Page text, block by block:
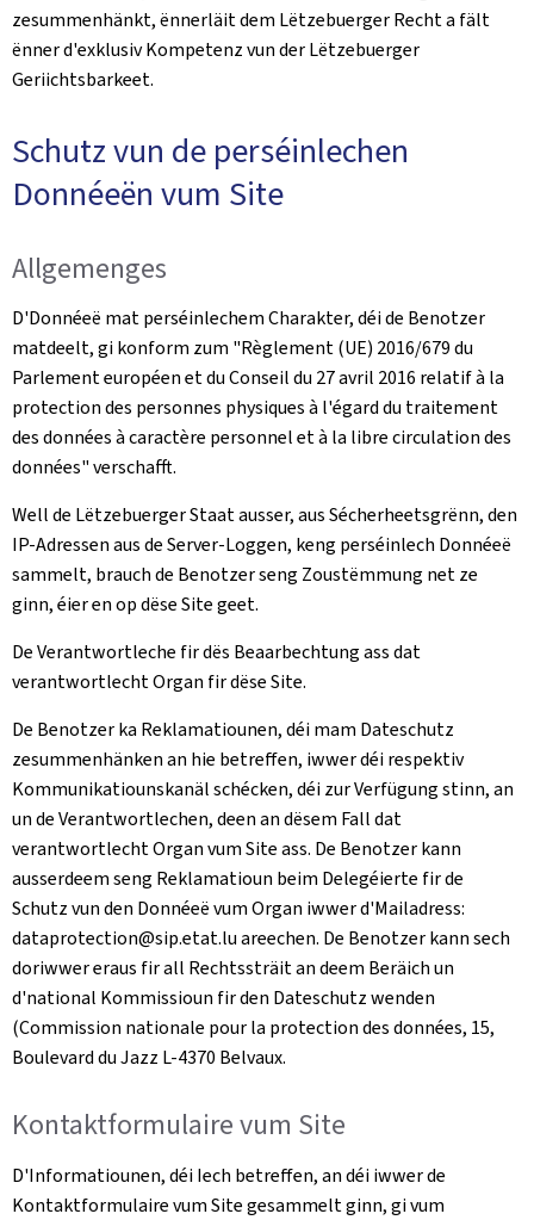
zesummenhänkt, ënnerläit dem Lëtzebuerger Recht a fält
ënner d'exklusiv Kompetenz vun der Lëtzebuerger
Geriichtsbarkeet.
Schutz vun de perséinlechen
Donnéeën vum Site
Allgemenges
D'Donnéeë mat perséinlechem Charakter, déi de Benotzer
matdeelt, gi konform zum "Règlement (UE) 2016/679 du
Parlement européen et du Conseil du 27 avril 2016 relatif à la
protection des personnes physiques à l'égard du traitement
des données à caractère personnel et à la libre circulation des
données" verschafft.
Well de Lëtzebuerger Staat ausser, aus Sécherheetsgrënn, den
IP-Adressen aus de Server-Loggen, keng perséinlech Donnéeë
sammelt, brauch de Benotzer seng Zoustëmmung net ze
ginn, éier en op dëse Site geet.
De Verantwortleche fir dës Beaarbechtung ass dat
verantwortlecht Organ fir dëse Site.
De Benotzer ka Reklamatiounen, déi mam Dateschutz
zesummenhänken an hie betreffen, iwwer déi respektiv
Kommunikatiounskanäl schécken, déi zur Verfügung stinn, an
un de Verantwortlechen, deen an dësem Fall dat
verantwortlecht Organ vum Site ass. De Benotzer kann
ausserdeem seng Reklamatioun beim Delegéierte fir de
Schutz vun den Donnéeë vum Organ iwwer d'Mailadress:
dataprotection@sip.etat.lu areechen. De Benotzer kann sech
doriwwer eraus fir all Rechtssträit an deem Beräich un
d'national Kommissioun fir den Dateschutz wenden
(Commission nationale pour la protection des données, 15,
Boulevard du Jazz L-4370 Belvaux.
Kontaktformulaire vum Site
D'Informatiounen, déi Iech betreffen, an déi iwwer de
Kontaktformulaire vum Site gesammelt ginn, gi vum